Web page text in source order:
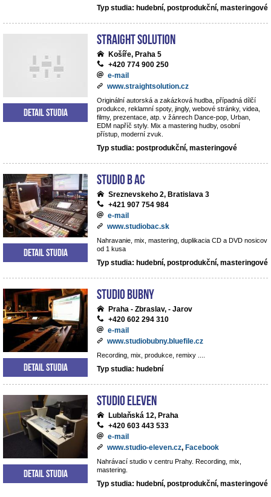
Typ studia: hudební, postprodukční, masteringové
Straight Solution
Košíře, Praha 5
+420 774 900 250
e-mail
www.straightsolution.cz
Originální autorská a zakázková hudba, případná dílčí
produkce, reklamní spoty, jingly, webové stránky, videa,
filmy, prezentace, atp. v žánrech Dance-pop, Urban,
EDM napříč styly. Mix a mastering hudby, osobní
přístup, moderní zvuk.
Typ studia: postprodukční, masteringové
Detail studia
Studio B AC
Sreznevskeho 2, Bratislava 3
+421 907 754 984
e-mail
www.studiobac.sk
Nahravanie, mix, mastering, duplikacia CD a DVD nosicov
od 1 kusa
Typ studia: hudební, postprodukční, masteringové
Detail studia
Studio BUBNY
Praha - Zbraslav, - Jarov
+420 602 294 310
e-mail
www.studiobubny.bluefile.cz
Recording, mix, produkce, remixy ....
Typ studia: hudební
Detail studia
Studio Eleven
Lublaňská 12, Praha
+420 603 443 533
e-mail
www.studio-eleven.cz, Facebook
Nahrávací studio v centru Prahy. Recording, mix,
mastering.
Typ studia: hudební, postprodukční, masteringové
Detail studia